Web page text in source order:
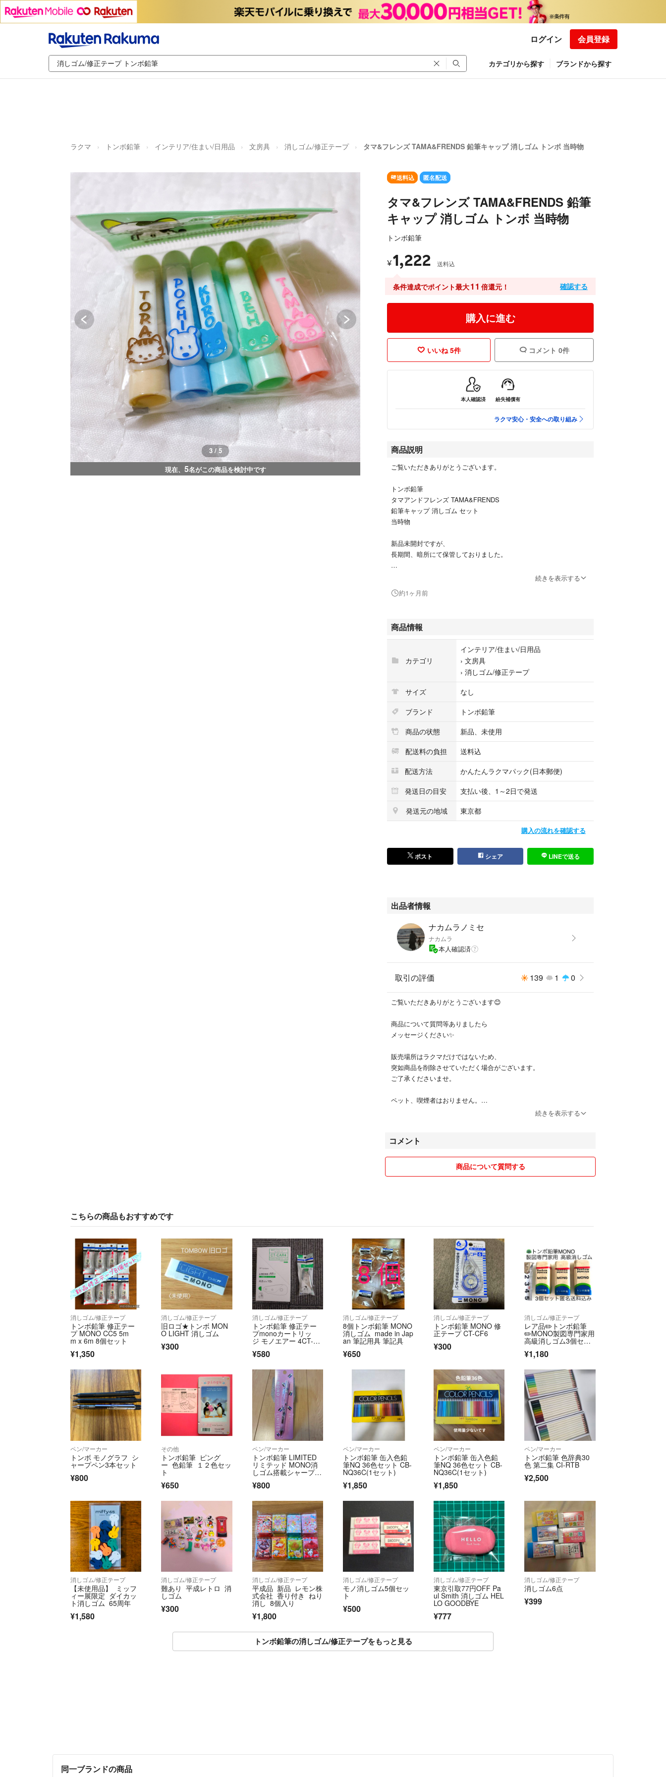
ログイン 会員登録
カテゴリから探す ブランドから探す
ラクマ トンボ鉛筆 インテリア/住まい/日用品 文房具 消しゴム/修正テープ タマ&フレンズ TAMA&FRENDS 鉛筆キャップ 消しゴム トンボ 当時物
3 / 5
現在、 5名がこの商品を検討中です
送料込 匿名配送
タマ&フレンズ TAMA&FRENDS 鉛筆
キャップ 消しゴム トンボ 当時物
トンボ鉛筆
¥1,222 送料込
条件達成でポイント最大11 倍還元！ 確認する
購入に進む
いいね 5件 コメント 0件
本人確認済 紛失補償有
ラクマ安心・安全への取り組み
商品説明
ご覧いただきありがとうございます。
トンボ鉛筆
タマアンドフレンズ TAMA&FRENDS
鉛筆キャップ 消しゴム セット
当時物
新品未開封ですが、
長期間、暗所にて保管しておりました。
続きを表示する
約1ヶ月前
商品情報
カテゴリ
インテリア/住まい/日用品
› 文房具
› 消しゴム/修正テープ
サイズ
なし
ブランド
トンボ鉛筆
商品の状態
新品、未使用
配送料の負担
送料込
配送方法
かんたんラクマパック(日本郵便)
発送日の目安
支払い後、1～2日で発送
発送元の地域
東京都
購入の流れを確認する
ポスト シェア LINEで送る
出品者情報
ナカムラノミセ
ナカムラ
本人確認済
取引の評価 139 1 0
ご覧いただきありがとうございます😊
商品について質問等ありましたら
メッセージください✨
販売場所はラクマだけではないため、
突如商品を削除させていただく場合がございます。
ご了承くださいませ。
ペット、喫煙者はおりません。
宜しくお願い致します💐
続きを表示する
コメント
商品について質問する
こちらの商品もおすすめです
消しゴム/修正テープ
トンボ鉛筆 修正テー
プ MONO CC5 5m
m x 6m 8個セット
¥1,350
消しゴム/修正テープ
旧ロゴ★トンボ MON
O LIGHT 消しゴム
¥300
消しゴム/修正テープ
トンボ鉛筆 修正テー
プmonoカートリッ
ジ モノエアー 4CT-CA
¥580
消しゴム/修正テープ
8個トンボ鉛筆 MONO
消しゴム made in Jap
an 筆記用具 筆記具
¥650
消しゴム/修正テープ
トンボ鉛筆 MONO 修
正テープ CT-CF6
¥300
消しゴム/修正テープ
レア品✏️トンボ鉛筆
✏️MONO製図専門家用
高級消しゴム3個セッ
¥1,180
ペン/マーカー
トンボ モノグラフ シ
ャープペン3本セット
¥800
その他
トンボ鉛筆 ピング
ー 色鉛筆 １２色セッ
ト
¥650
ペン/マーカー
トンボ鉛筆 LIMITED
リミテッド MONO消
しゴム搭載シャープペ
ンシル クリ
¥800
ペン/マーカー
トンボ鉛筆 缶入色鉛
筆NQ 36色セット CB-
NQ36C(1セット)
¥1,850
ペン/マーカー
トンボ鉛筆 缶入色鉛
筆NQ 36色セット CB-
NQ36C(1セット)
¥1,850
ペン/マーカー
トンボ鉛筆 色辞典30
色 第二集 CI-RTB
¥2,500
消しゴム/修正テープ
【未使用品】 ミッフ
ィー展限定 ダイカッ
ト消しゴム 65周年
¥1,580
消しゴム/修正テープ
難あり 平成レトロ 消
しゴム
¥300
消しゴム/修正テープ
平成品 新品 レモン株
式会社 香り付き ねり
消し 8個入り
¥1,800
消しゴム/修正テープ
モノ消しゴム5個セッ
ト
¥500
消しゴム/修正テープ
東京引取77円OFF Pa
ul Smith 消しゴム HEL
LO GOODBYE
¥777
消しゴム/修正テープ
消しゴム6点
¥399
トンボ鉛筆の消しゴム/修正テープをもっと見る
同一ブランドの商品